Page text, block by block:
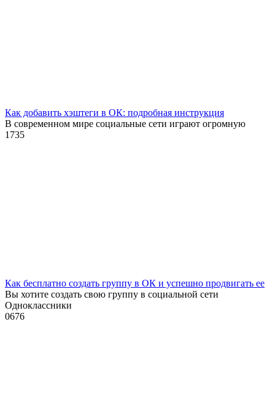
Как добавить хэштеги в ОК: подробная инструкция
В современном мире социальные сети играют огромную
1 735
Как бесплатно создать группу в ОК и успешно продвигать ее
Вы хотите создать свою группу в социальной сети
Одноклассники
0676